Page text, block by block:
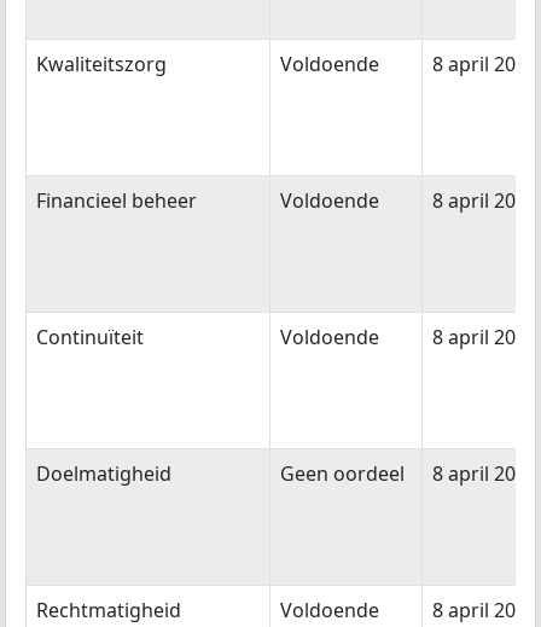
Kwaliteitszorg Voldoende 8 april 2021
Financieel beheer Voldoende 8 april 2020
Continuïteit Voldoende 8 april 2020
Doelmatigheid Geen oordeel 8 april 2020
Rechtmatigheid Voldoende 8 april 2020